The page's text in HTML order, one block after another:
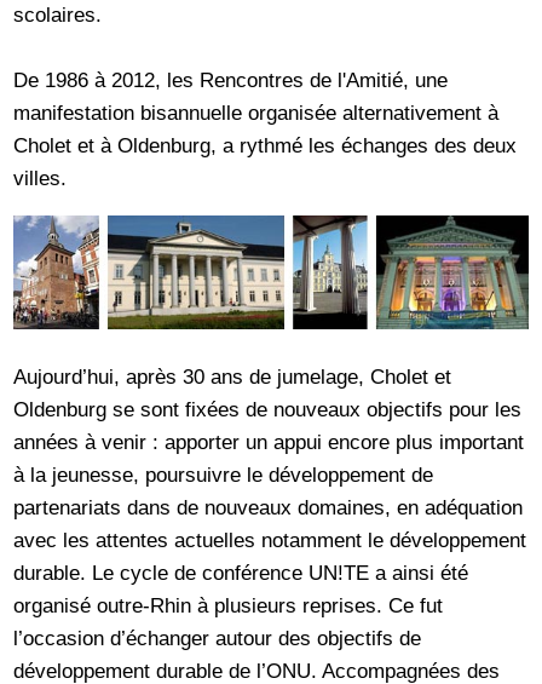
scolaires.
De 1986 à 2012, les Rencontres de l'Amitié, une
manifestation bisannuelle organisée alternativement à
Cholet et à Oldenburg, a rythmé les échanges des deux
villes.
Aujourd’hui, après 30 ans de jumelage, Cholet et
Oldenburg se sont fixées de nouveaux objectifs pour les
années à venir : apporter un appui encore plus important
à la jeunesse, poursuivre le développement de
partenariats dans de nouveaux domaines, en adéquation
avec les attentes actuelles notamment le développement
durable. Le cycle de conférence UN!TE a ainsi été
organisé outre-Rhin à plusieurs reprises. Ce fut
l’occasion d’échanger autour des objectifs de
développement durable de l’ONU. Accompagnées des